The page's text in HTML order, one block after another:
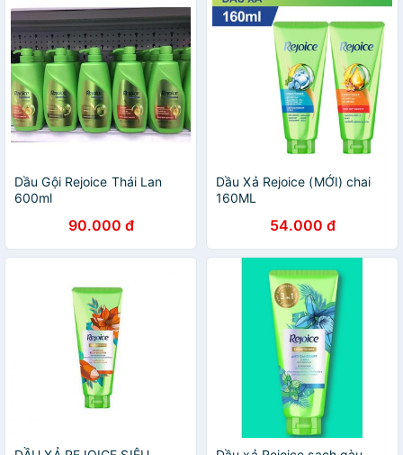
Dầu Gội Rejoice Thái Lan
600ml
90.000 đ
Dầu Xả Rejoice (MỚI) chai
160ML
54.000 đ